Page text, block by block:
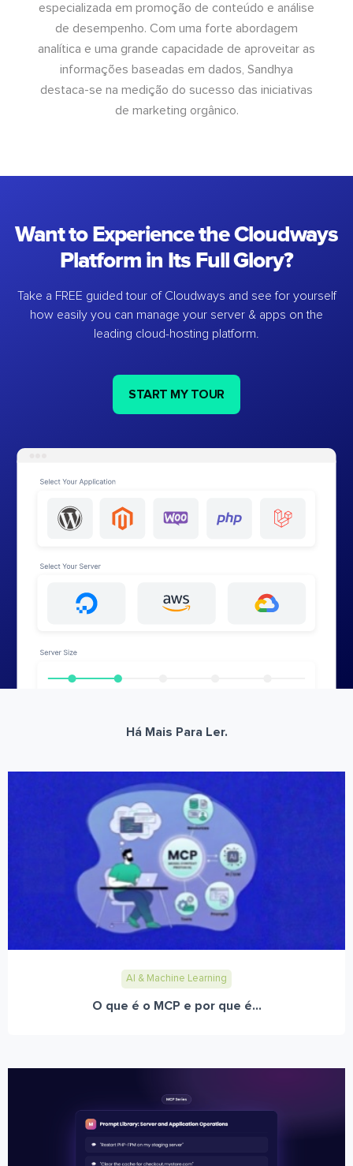
especializada em promoção de conteúdo e análise
de desempenho. Com uma forte abordagem
analítica e uma grande capacidade de aproveitar as
informações baseadas em dados, Sandhya
destaca-se na medição do sucesso das iniciativas
de marketing orgânico.
Want to Experience the Cloudways
Platform in Its Full Glory?
Take a FREE guided tour of Cloudways and see for yourself
how easily you can manage your server & apps on the
leading cloud-hosting platform.
START MY TOUR
Há Mais Para Ler.
AI & Machine Learning
O que é o MCP e por que é...